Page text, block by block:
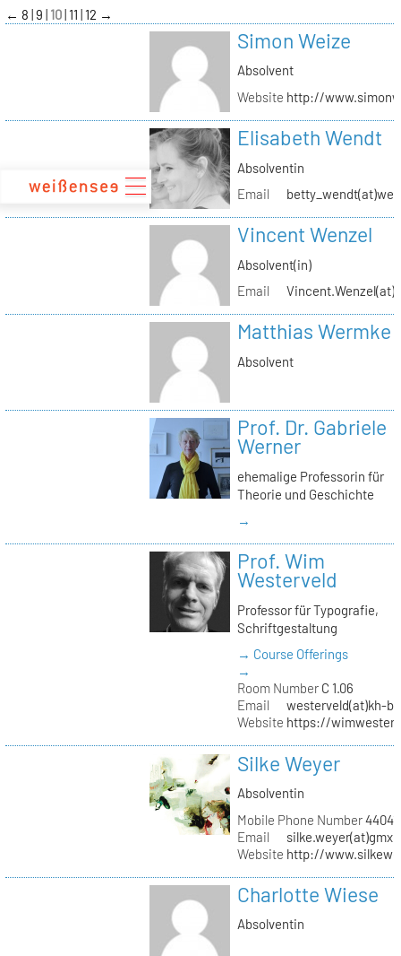
zum
Inhalt
← 8 9 10 11 12 →
Simon Weize
Absolvent
Website http://
Elisabeth Wendt
Absolventin
Email
Vincent Wenzel
Absolvent(in)
Email
Matthias Wermke
Absolvent
Prof. Dr. Gabriele
Werner
ehemalige Professorin für
Theorie und Geschichte
→
Prof. Wim
Westerveld
Professor für Typografie,
Schriftgestaltung
→ Course Offerings
→
Room NumberC 1.06
Email
westerveld(at)kh-
Website https://
Silke Weyer
Absolventin
Mobile Phone Number
Email
Website http://
Charlotte Wiese
Absolventin